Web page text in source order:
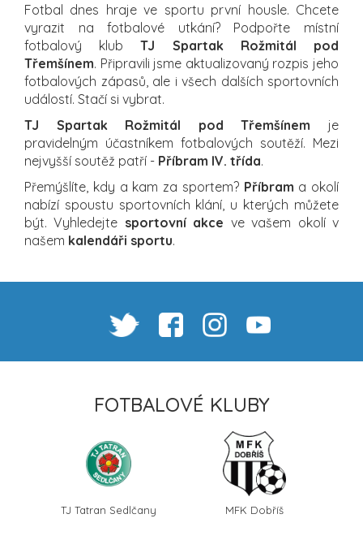
Fotbal dnes hraje ve sportu první housle. Chcete
vyrazit na fotbalové utkání? Podpořte místní
fotbalový klubTJ Spartak Rožmitál pod
Třemšínem. Připravili jsme aktualizovaný rozpis jeho
fotbalových zápasů, ale i všech dalších sportovních
událostí. Stačí si vybrat.
TJ Spartak Rožmitál pod Třemšínem je
pravidelným účastníkem fotbalových soutěží. Mezi
nejvyšší soutěž patří - Příbram IV. třída.
Přemýšlíte, kdy a kam za sportem? Příbram a okolí
nabízí spoustu sportovních klání, u kterých můžete
být. Vyhledejte sportovní akce ve vašem okolí v
našem kalendáři sportu.
FOTBALOVÉ KLUBY
TJ Tatran Sedlčany MFK Dobříš